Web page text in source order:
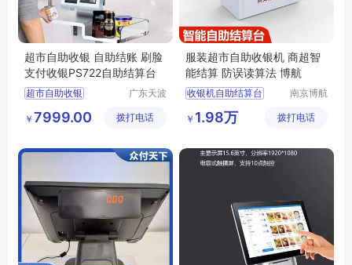
超市自助收银 自助结账 刷脸
支付收银PS722自助结算台
超市自助收银
刷脸支付 自助收银机
广东天波
有限公司
￥ 7999.00 拨打电话
服装超市自助收银机 商超智
能结算 防误读算法 博航
收银机自助结算台
全新智能识别收银台
会员自助收银系统服装店
南京博航
公司
￥ 1.98万 拨打电话